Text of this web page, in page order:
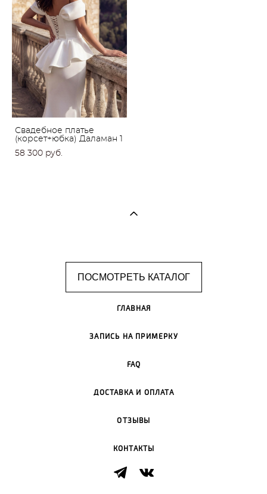
Свадебное платье
(корсет+юбка) Даламан 1
58 300 pуб.
ПОСМОТРЕТЬ КАТАЛОГ
ГЛАВНАЯ
ЗАПИСЬ НА ПРИМЕРКУ
FAQ
ДОСТАВКА И ОПЛАТА
ОТЗЫВЫ
КОНТАКТЫ